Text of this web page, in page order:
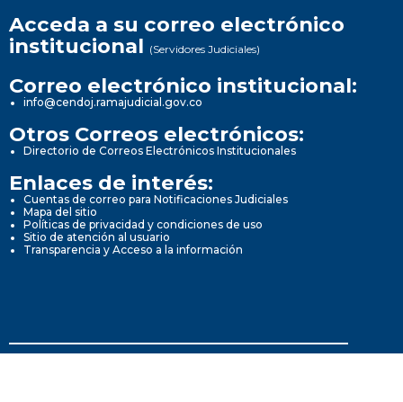
Acceda a su correo electrónico
institucional (Servidores Judiciales)
Correo electrónico institucional:
info@cendoj.ramajudicial.gov.co
Otros Correos electrónicos:
Directorio de Correos Electrónicos Institucionales
Enlaces de interés:
Cuentas de correo para Notificaciones Judiciales
Mapa del sitio
Políticas de privacidad y condiciones de uso
Sitio de atención al usuario
Transparencia y Acceso a la información